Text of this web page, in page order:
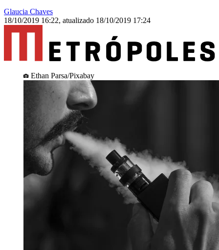
Glaucia Chaves
18/10/2019 16:22, atualizado 18/10/2019 17:24
Ethan Parsa/Pixabay